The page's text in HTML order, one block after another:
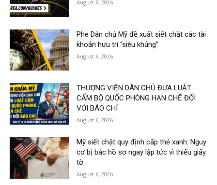
August 6, 2026
Phe Dân chủ Mỹ đề xuất siết chặt các tài
khoản hưu trí “siêu khủng”
August 6, 2026
THƯỢNG VIỆN DÂN CHỦ ĐƯA LUẬT
CẤM BỘ QUỐC PHÒNG HẠN CHẾ ĐỐI
VỚI BÁO CHÍ
August 6, 2026
Mỹ siết chặt quy định cấp thẻ xanh: Nguy
cơ bị bác hồ sơ ngay lập tức vì thiếu giấy
tờ
August 6, 2026